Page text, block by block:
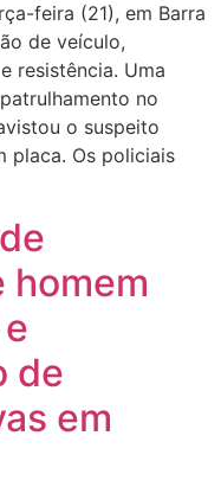
feira (21), em Barra
de veículo,
resistência. Uma
no
o suspeito
placa. Os policiais
homem
de
em